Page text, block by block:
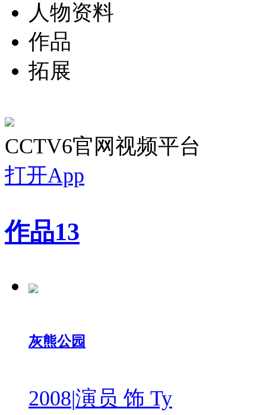
人物资料
作品
拓展
CCTV6官网视频平台
打开App
作品13
灰熊公园
2008|演员 饰 Ty